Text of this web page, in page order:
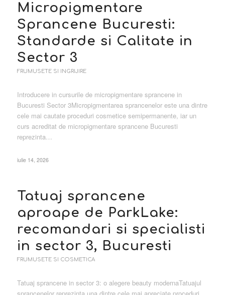
Micropigmentare
Sprancene Bucuresti:
Standarde si Calitate in
Sector 3
FRUMUSETE SI INGRIJIRE
Introducere in cursurile de micropigmentare sprancene in
Bucuresti Sector 3Micropigmentarea sprancenelor este una dintre
cele mai cautate proceduri cosmetice semipermanente, iar un
curs acreditat de micropigmentare sprancene Bucuresti
reprezinta…
iulie 14, 2026
Tatuaj sprancene
aproape de ParkLake:
recomandari si specialisti
in sector 3, Bucuresti
FRUMUSETE SI COSMETICA
Tatuaj sprancene in sector 3: o alegere beauty modernaTatuajul